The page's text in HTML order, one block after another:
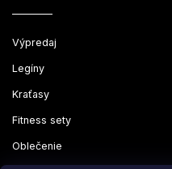
Výpredaj
Legíny
Kraťasy
Fitness sety
Oblečenie